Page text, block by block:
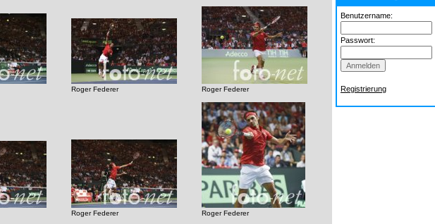
Roger Federer Roger Federer
Roger Federer Roger Federer
Benutzername:
Passwort:
Registrierung